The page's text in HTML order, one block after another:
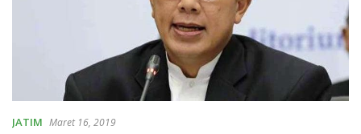
JATIM Maret 16, 2019